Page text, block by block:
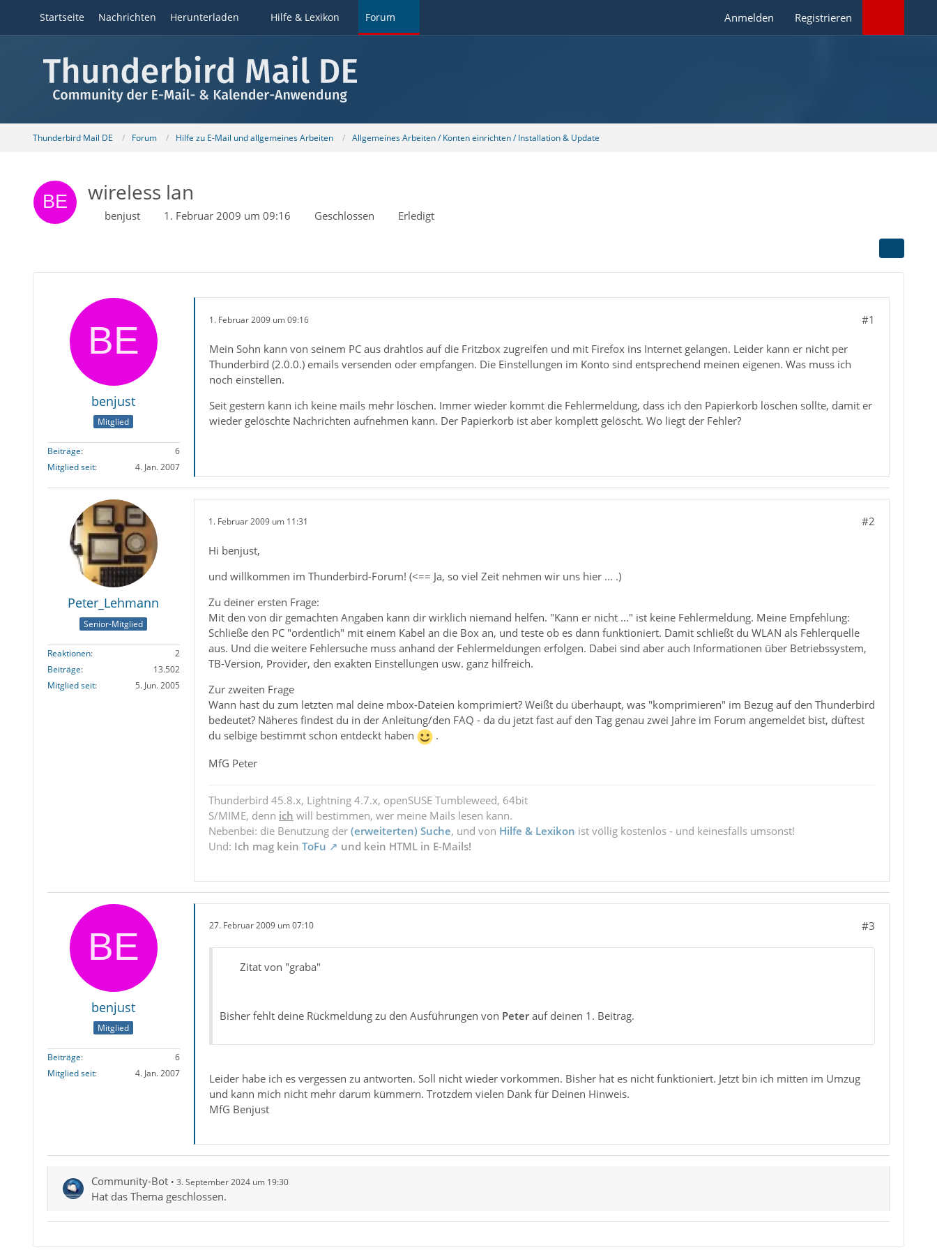
Startseite Nachrichten Herunterladen Hilfe & Lexikon Forum Anmelden Registrieren
Thunderbird Mail DE Forum Hilfe zu E-Mail und allgemeines Arbeiten Allgemeines Arbeiten / Konten einrichten / Installation & Update
wireless lan
benjust 1. Februar 2009 um 09:16 Geschlossen Erledigt
benjust
Mitglied
Beiträge
6
Mitglied seit
4. Jan. 2007
1. Februar 2009 um 09:16 #1
Mein Sohn kann von seinem PC aus drahtlos auf die Fritzbox zugreifen und mit Firefox ins Internet gelangen. Leider kann er nicht per
Thunderbird (2.0.0.) emails versenden oder empfangen. Die Einstellungen im Konto sind entsprechend meinen eigenen. Was muss ich
noch einstellen.
Seit gestern kann ich keine mails mehr löschen. Immer wieder kommt die Fehlermeldung, dass ich den Papierkorb löschen sollte, damit er
wieder gelöschte Nachrichten aufnehmen kann. Der Papierkorb ist aber komplett gelöscht. Wo liegt der Fehler?
Peter_Lehmann
Senior-Mitglied
Reaktionen
2
Beiträge
13.502
Mitglied seit
5. Jun. 2005
1. Februar 2009 um 11:31 #2
Hi benjust,
und willkommen im Thunderbird-Forum! (<== Ja, so viel Zeit nehmen wir uns hier ... .)
Zu deiner ersten Frage:
Mit den von dir gemachten Angaben kann dir wirklich niemand helfen. "Kann er nicht ..." ist keine Fehlermeldung. Meine Empfehlung:
Schließe den PC "ordentlich" mit einem Kabel an die Box an, und teste ob es dann funktioniert. Damit schließt du WLAN als Fehlerquelle
aus. Und die weitere Fehlersuche muss anhand der Fehlermeldungen erfolgen. Dabei sind aber auch Informationen über Betriebssystem,
TB-Version, Provider, den exakten Einstellungen usw. ganz hilfreich.
Zur zweiten Frage
Wann hast du zum letzten mal deine mbox-Dateien komprimiert? Weißt du überhaupt, was "komprimieren" im Bezug auf den Thunderbird
bedeutet? Näheres findest du in der Anleitung/den FAQ - da du jetzt fast auf den Tag genau zwei Jahre im Forum angemeldet bist, düftest
du selbige bestimmt schon entdeckt haben
.
MfG Peter
Thunderbird 45.8.x, Lightning 4.7.x, openSUSE Tumbleweed, 64bit
S/MIME, denn ich will bestimmen, wer meine Mails lesen kann.
Nebenbei: die Benutzung der (erweiterten) Suche, und von Hilfe & Lexikon ist völlig kostenlos - und keinesfalls umsonst!
Und: Ich mag kein ToFu und kein HTML in E-Mails!
benjust
Mitglied
Beiträge
6
Mitglied seit
4. Jan. 2007
27. Februar 2009 um 07:10 #3
Zitat von "graba"
Bisher fehlt deine Rückmeldung zu den Ausführungen von Peterauf deinen 1. Beitrag.
Leider habe ich es vergessen zu antworten. Soll nicht wieder vorkommen. Bisher hat es nicht funktioniert. Jetzt bin ich mitten im Umzug
und kann mich nicht mehr darum kümmern. Trotzdem vielen Dank für Deinen Hinweis.
MfG Benjust
Community-Bot 3. September 2024 um 19:30
Hat das Thema geschlossen.